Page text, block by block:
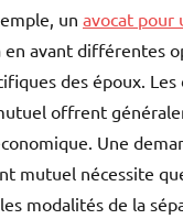
un avocat pour
avant différentes
des époux. Les
offrent
Une
mutuel nécessite
modalités de la